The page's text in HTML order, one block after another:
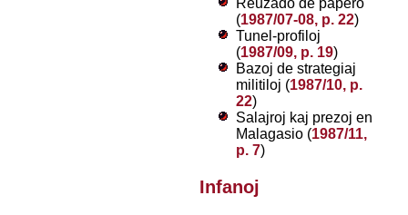
Reuzado de papero
(1987/07-08, p. 22)
Tunel-profiloj
(1987/09, p. 19)
Bazoj de strategiaj
militiloj (1987/10, p.
22)
Salajroj kaj prezoj en
Malagasio (1987/11,
p. 7)
Infanoj